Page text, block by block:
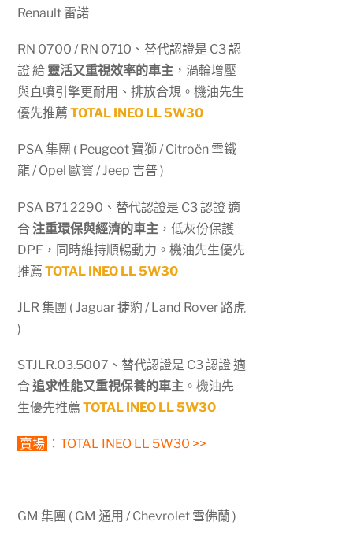
Renault 雷諾
RN 0700 / RN 0710、替代認證是 C3 認
證 給 靈活又重視效率的車主 ，渦輪增壓
與直噴引擎更耐用、排放合規。機油先生
優先推薦TOTAL INEO LL 5W30
PSA 集團 ( Peugeot 寶獅 / Citroën 雪鐵
龍 / Opel 歐寶 / Jeep 吉普 )
PSA B71 2290、替代認證是 C3 認證 適
合 注重環保與經濟的車主 ，低灰份保護
DPF，同時維持順暢動力。機油先生優先
推薦TOTAL INEO LL 5W30
JLR 集團 ( Jaguar 捷豹 / Land Rover 路虎
)
STJLR.03.5007、替代認證是 C3 認證 適
合追求性能又重視保養的車主 。機油先
生優先推薦TOTAL INEO LL 5W30
賣場 ：TOTAL INEO LL 5W30 >>
GM 集團 ( GM 通用 / Chevrolet 雪佛蘭 )